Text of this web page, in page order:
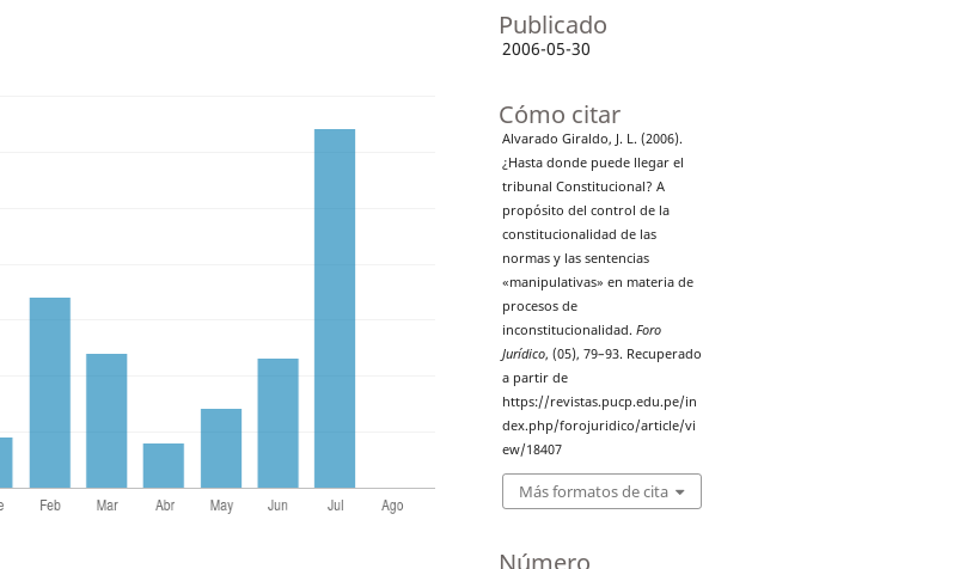
Publicado
2006-05-30
Cómo citar
Alvarado Giraldo, J. L. (2006).
¿Hasta donde puede llegar el
tribunal Constitucional? A
propósito del control de la
constitucionalidad de las
normas y las sentencias
«manipulativas» en materia de
procesos de
inconstitucionalidad. Foro
Jurídico, (05), 79–93. Recuperado
a partir de
https://revistas.pucp.edu.pe/in
dex.php/forojuridico/article/vi
ew/18407
Más formatos de cita